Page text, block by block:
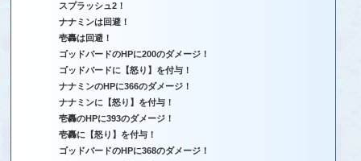
スプラッシュ2！
ナナミンは回避！
壱轟は回避！
ゴッドバードのHPに200のダメージ！
ゴッドバードに【怒り】を付与！
ナナミンのHPに366のダメージ！
ナナミンに【怒り】を付与！
壱轟のHPに393のダメージ！
壱轟に【怒り】を付与！
ゴッドバードのHPに368のダメージ！